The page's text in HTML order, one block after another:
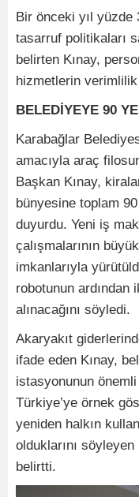
Bir önceki yıl yüzde
tasarruf politikaları
belirten Kınay,
hizmetlerin
BELEDİYEYE 90
Karabağlar
amacıyla araç
Başkan Kınay,
bünyesine toplam 90
duyurdu. Yeni iş
çalışmalarının
imkanlarıyla
robotunun ardından
alınacağını söyledi.
Akaryakıt
ifade eden Kınay,
istasyonunun
Türkiye’ye örnek
yeniden halkın
olduklarını
belirtti.